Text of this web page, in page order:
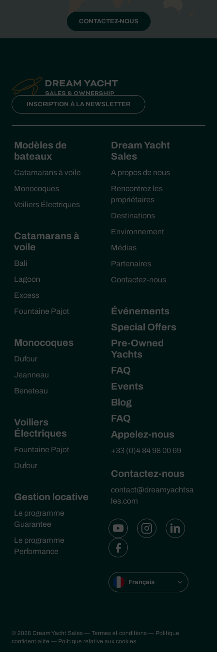
CONTACTEZ-NOUS
INSCRIPTION À LA NEWSLETTER
Modèles de
bateaux
Catamarans à voile
Monocoques
Voiliers Électriques
Catamarans à
voile
Bali
Lagoon
Excess
Fountaine Pajot
Monocoques
Dufour
Jeanneau
Beneteau
Voiliers
Électriques
Fountaine Pajot
Dufour
Gestion locative
Le programme
Guarantee
Le programme
Performance
Dream Yacht
Sales
A propos de nous
Rencontrez les
propriétaires
Destinations
Environnement
Médias
Partenaires
Contactez-nous
Événements
Special Offers
Pre-Owned
Yachts
FAQ
Events
Blog
FAQ
Appelez-nous
+33 (0)4 84 98 00 69
Contactez-nous
contact@dreamyachtsa
les.com
Français
© 2026 Dream Yacht Sales — Termes et conditions — Politique
confidentialite — Politique relative aux cookies